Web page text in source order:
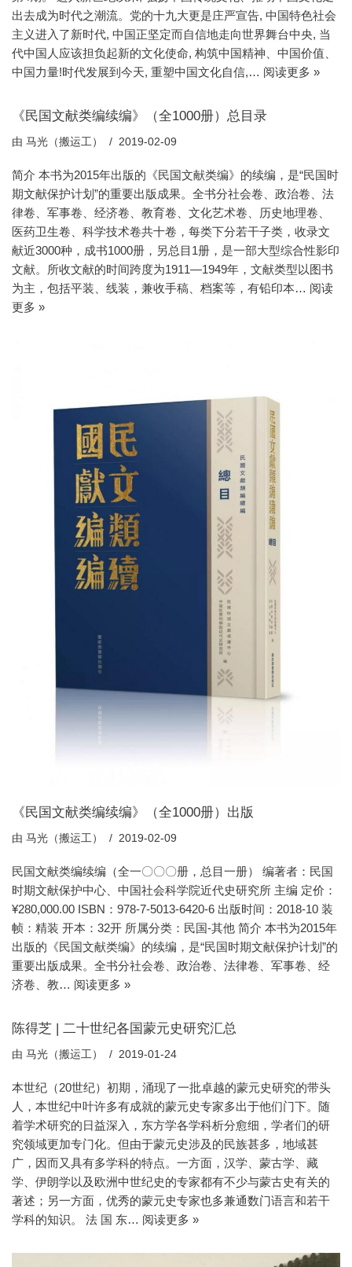
出去成为时代之潮流。党的十九大更是庄严宣告, 中国特色社会
主义进入了新时代, 中国正坚定而自信地走向世界舞台中央, 当
代中国人应该担负起新的文化使命, 构筑中国精神、中国价值、
中国力量!时代发展到今天, 重塑中国文化自信,… 阅读更多 »
《民国文献类编续编》（全1000册）总目录
由 马光（搬运工） 2019-02-09
简介 本书为2015年出版的《民国文献类编》的续编，是“民国时
期文献保护计划”的重要出版成果。全书分社会卷、政治卷、法
律卷、军事卷、经济卷、教育卷、文化艺术卷、历史地理卷、
医药卫生卷、科学技术卷共十卷，每类下分若干子类，收录文
献近3000种，成书1000册，另总目1册，是一部大型综合性影印
文献。所收文献的时间跨度为1911—1949年，文献类型以图书
为主，包括平装、线装，兼收手稿、档案等，有铅印本… 阅读
更多 »
《民国文献类编续编》（全1000册）出版
由 马光（搬运工） 2019-02-09
民国文献类编续编（全一〇〇〇册，总目一册） 编著者：民国
时期文献保护中心、中国社会科学院近代史研究所 主编 定价：
¥280,000.00 ISBN：978-7-5013-6420-6 出版时间：2018-10 装
帧：精装 开本：32开 所属分类：民国-其他 简介 本书为2015年
出版的《民国文献类编》的续编，是“民国时期文献保护计划”的
重要出版成果。全书分社会卷、政治卷、法律卷、军事卷、经
济卷、教… 阅读更多 »
陈得芝 | 二十世纪各国蒙元史研究汇总
由 马光（搬运工） 2019-01-24
本世纪（20世纪）初期，涌现了一批卓越的蒙元史研究的带头
人，本世纪中叶许多有成就的蒙元史专家多出于他们门下。随
着学术研究的日益深入，东方学各学科析分愈细，学者们的研
究领域更加专门化。但由于蒙元史涉及的民族甚多，地域甚
广，因而又具有多学科的特点。一方面，汉学、蒙古学、藏
学、伊朗学以及欧洲中世纪史的专家都有不少与蒙古史有关的
著述；另一方面，优秀的蒙元史专家也多兼通数门语言和若干
学科的知识。 法 国 东… 阅读更多 »